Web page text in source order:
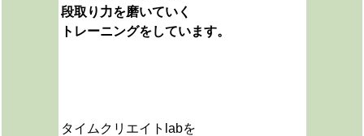
段取り力を磨いていく
トレーニングをしています。
タイムクリエイトlabを